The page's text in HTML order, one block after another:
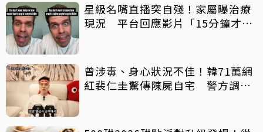
星級名嘴直播突自殘！家屬曝治療
現況 平台回應影片「15分鐘才下
曾涉毒、身心狀況不佳！韓71萬網
紅裴仁圭驚傳陳屍自宅 警方調查